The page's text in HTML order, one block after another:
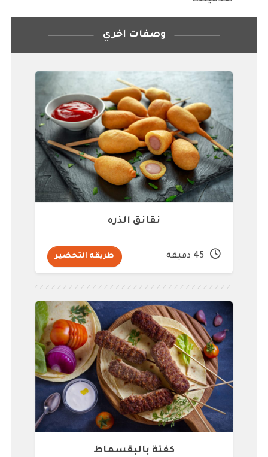
وصفات اخري
نقانق الذره
45 دقيقة طريقه التحضير
كفتة بالبقسماط